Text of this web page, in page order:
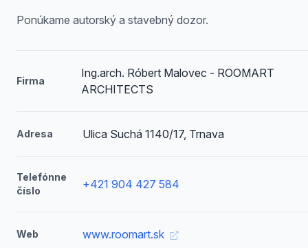
Ponúkame autorský a stavebný dozor.
Firma
Ing.arch. Róbert Malovec - ROOMART
ARCHITECTS
Adresa Ulica Suchá 1140/17, Trnava
Telefónne
číslo
+421 904 427 584
Web www.roomart.sk